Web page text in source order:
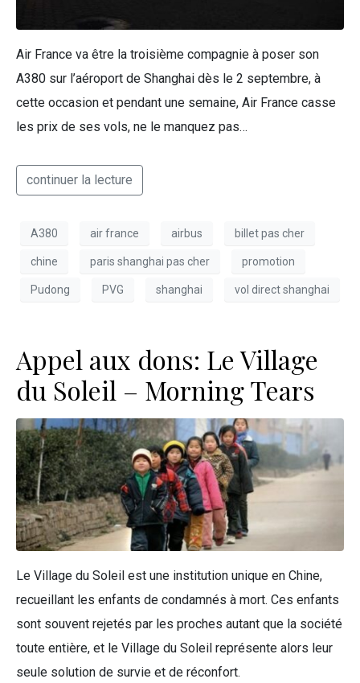
Air France va être la troisième compagnie à poser son
A380 sur l’aéroport de Shanghai dès le 2 septembre, à
cette occasion et pendant une semaine, Air France casse
les prix de ses vols, ne le manquez pas…
continuer la lecture
A380 air france airbus billet pas cher
chine paris shanghai pas cher promotion
Pudong PVG shanghai vol direct shanghai
Appel aux dons: Le Village
du Soleil – Morning Tears
Le Village du Soleil est une institution unique en Chine,
recueillant les enfants de condamnés à mort. Ces enfants
sont souvent rejetés par les proches autant que la société
toute entière, et le Village du Soleil représente alors leur
seule solution de survie et de réconfort.